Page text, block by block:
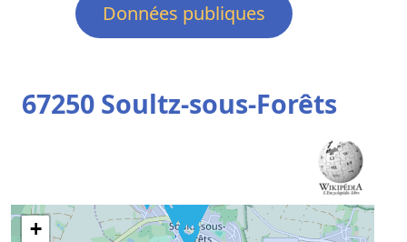
Données publiques
67250 Soultz-sous-Forêts
+